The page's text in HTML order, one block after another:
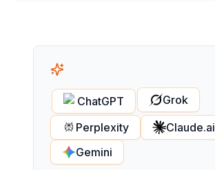
ChatGPT
Grok
Perplexity
Claude.ai
Gemini